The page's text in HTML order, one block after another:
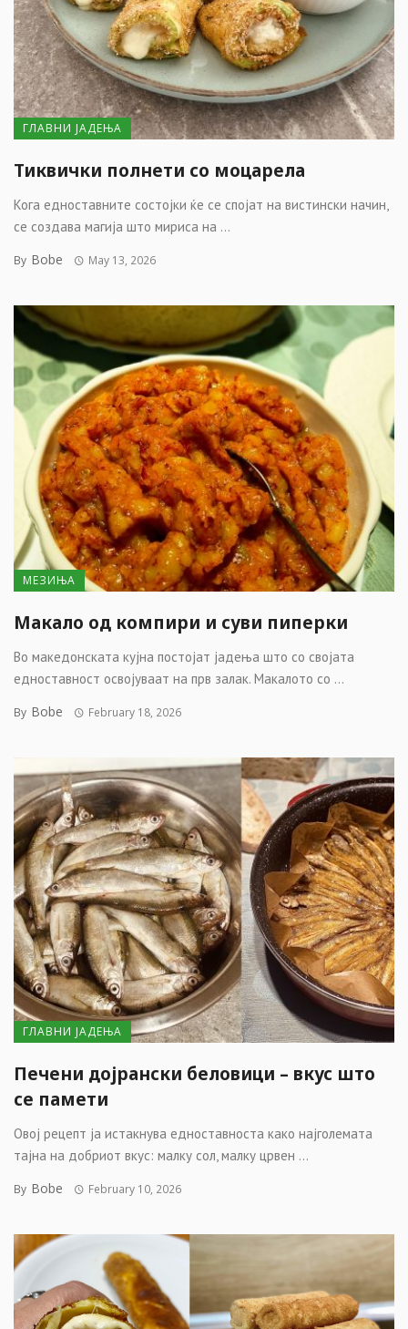
ГЛАВНИ ЈАДЕЊА
Тиквички полнети со моцарела
Кога едноставните состојки ќе се спојат на вистински начин,
се создава магија што мириса на ...
By Bobe May 13, 2026
МЕЗИЊА
Макало од компири и суви пиперки
Во македонската кујна постојат јадења што со својата
едноставност освојуваат на прв залак. Макалото со ...
By Bobe February 18, 2026
ГЛАВНИ ЈАДЕЊА
Печени дојрански белoвици – вкус што
се памети
Овој рецепт ја истакнува едноставноста како најголемата
тајна на добриот вкус: малку сол, малку црвен ...
By Bobe February 10, 2026